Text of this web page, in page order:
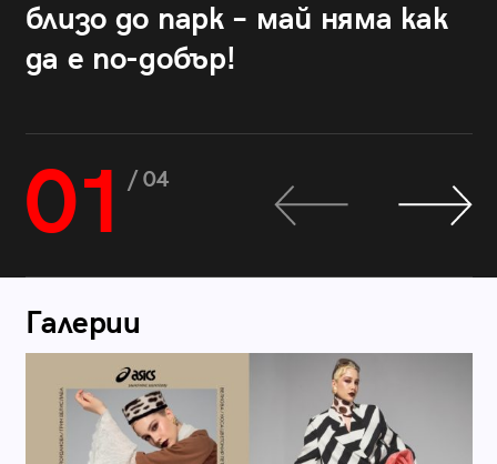
близо до парк – май няма как
да е по-добър!
01 / 04
Галерии